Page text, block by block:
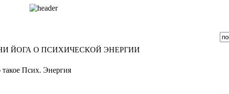
ЙОГА О ПСИХИЧЕСКОЙ ЭНЕРГИИ
Псих. Энергия